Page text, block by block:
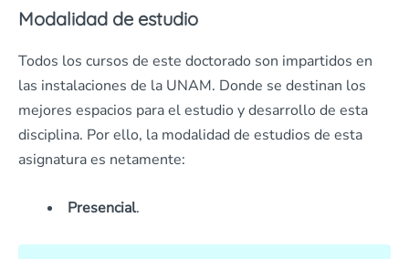
Modalidad de estudio
Todos los cursos de este doctorado son impartidos en
las instalaciones de la UNAM. Donde se destinan los
mejores espacios para el estudio y desarrollo de esta
disciplina. Por ello, la modalidad de estudios de esta
asignatura es netamente:
Presencial.